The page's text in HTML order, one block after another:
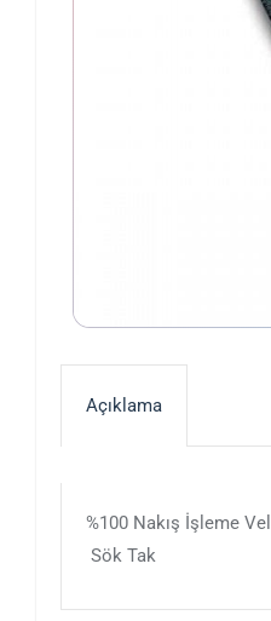
Açıklama
%100 Nakış İşleme
Sök Tak